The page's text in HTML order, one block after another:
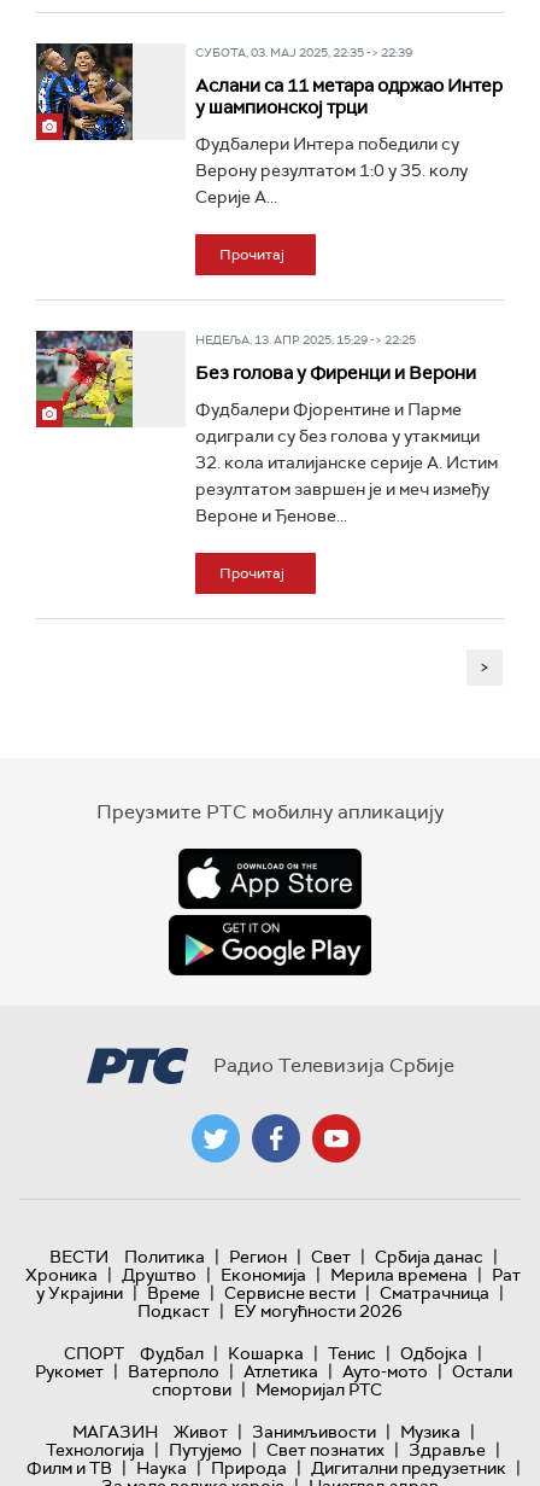
СУБОТА, 03. МАЈ 2025, 22:35 -> 22:39
Аслани са 11 метара одржао Интер
у шампионској трци
Фудбалери Интера победили су
Верону резултатом 1:0 у 35. колу
Серије А...
Прочитај
НЕДЕЉА, 13. АПР 2025, 15:29 -> 22:25
Без голова у Фиренци и Верони
Фудбалери Фјорентине и Парме
одиграли су без голова у утакмици
32. кола италијанске серије А. Истим
резултатом завршен је и меч између
Вероне и Ђенове...
Прочитај
>
Преузмите РТС мобилну апликацију
Радио Телевизија Србије
ВЕСТИ Политика | Регион | Свет | Србија данас |
Хроника | Друштво | Економија | Мерила времена | Рат
у Украјини | Време | Сервисне вести | Сматрачница |
Подкаст | ЕУ могућности 2026
СПОРТ
Фудбал | Кошарка | Тенис | Одбојка |
Рукомет | Ватерполо | Атлетика | Ауто-мото | Остали
спортови | Меморијал РТС
МАГАЗИН
Живот | Занимљивости | Музика |
Технологијa | Путујемо | Свет познатих | Здравље |
Филм и ТВ | Наука | Природа | Дигитални предузетник |